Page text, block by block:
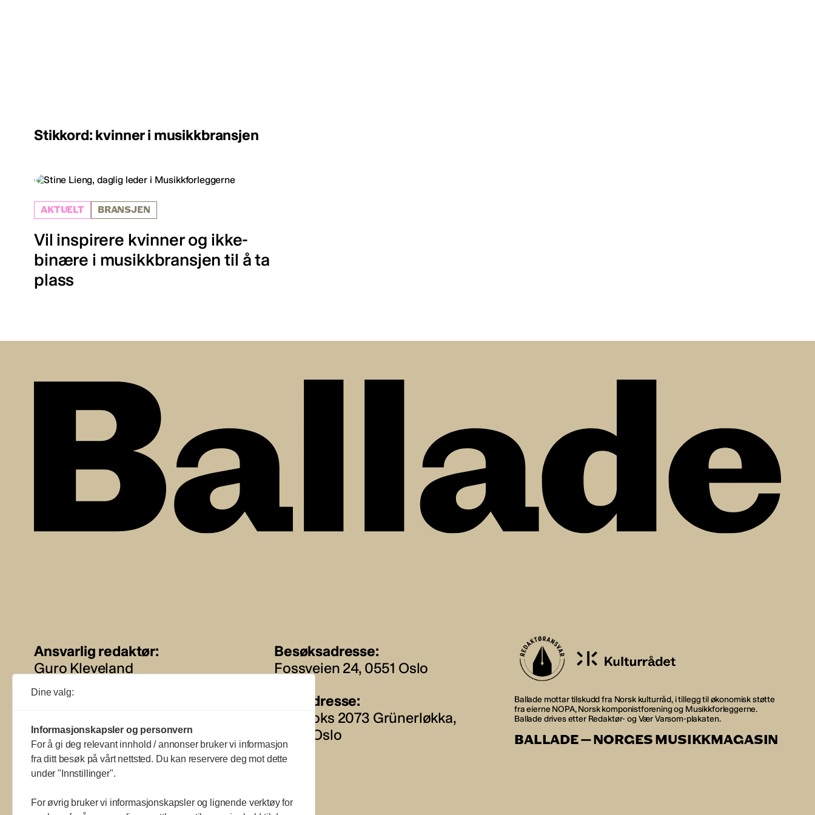
Stikkord: kvinner i musikkbransjen
AKTUELT BRANSJEN
Vil inspirere kvinner og ikke-
binære i musikkbransjen til å ta
plass
Ansvarlig redaktør:
Guro Kleveland
Annonseansvarlig:
Besøksadresse:
Fossveien 24, 0551 Oslo
Postadresse:
Postboks 2073 Grünerløkka,
0505 Oslo
Ballade mottar tilskudd fra Norsk kulturråd, i tillegg til økonomisk støtte
fra eierne NOPA, Norsk komponistforening og Musikkforleggerne.
Ballade drives etter Redaktør- og Vær Varsom-plakaten.
BALLADE — NORGES MUSIKKMAGASIN
Dine valg:
Informasjonskapsler og personvern
For å gi deg relevant innhold / annonser bruker vi informasjon
fra ditt besøk på vårt nettsted. Du kan reservere deg mot dette
under "Innstillinger".
For øvrig bruker vi informasjonskapsler og lignende verktøy for